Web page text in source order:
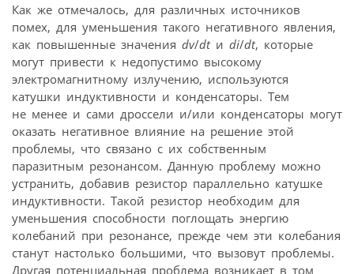
Как же отмечалось, для различных источников
помех, для уменьшения такого негативного явления,
как повышенные значения dv/dtи di/dt, которые
могут привести к недопустимо высокому
электромагнитному излучению, используются
катушки индуктивности и конденсаторы. Тем
не менее и сами дроссели и/или конденсаторы могут
оказать негативное влияние на решение этой
проблемы, что связано с их собственным
паразитным резонансом. Данную проблему можно
устранить, добавив резистор параллельно катушке
индуктивности. Такой резистор необходим для
уменьшения способности поглощать энергию
колебаний при резонансе, прежде чем эти колебания
станут настолько большими, что вызовут проблемы.
Другая потенциальная проблема возникает в том